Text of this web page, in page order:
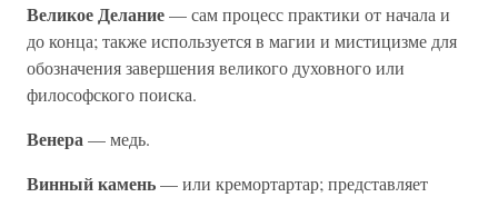
Великое Делание— сам процесс практики от начала и
до конца; также используется в магии и мистицизме для
обозначения завершения великого духовного или
философского поиска.
Венера— медь.
Винный камень— или кремортартар; представляет